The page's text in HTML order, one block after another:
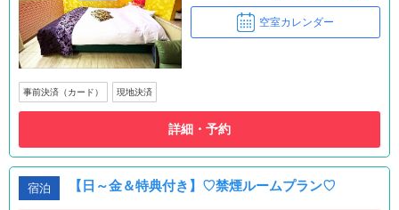
空室カレンダー
事前決済（カード） 現地決済
詳細・予約
宿泊 【日～金＆特典付き】♡禁煙ルームプラン♡